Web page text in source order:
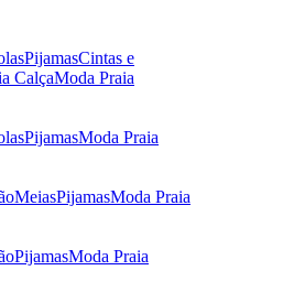
PijamasCintas e
CalçaModa Praia
PijamasModa Praia
MeiasPijamasModa Praia
PijamasModa Praia